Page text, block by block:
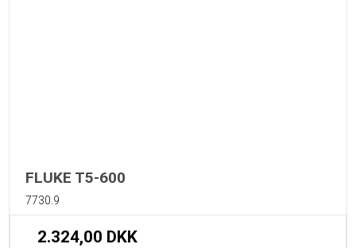
FLUKE T5-600
7730.9
2.324,00 DKK